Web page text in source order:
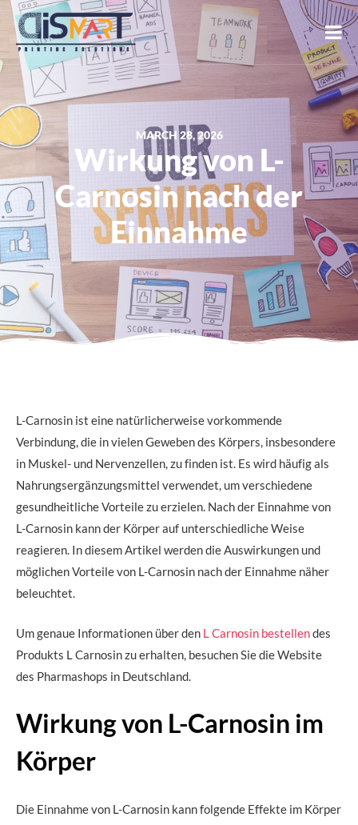
MARCH 28, 2026
Wirkung von L-
Carnosin nach der
Einnahme
L-Carnosin ist eine natürlicherweise vorkommende
Verbindung, die in vielen Geweben des Körpers, insbesondere
in Muskel- und Nervenzellen, zu finden ist. Es wird häufig als
Nahrungsergänzungsmittel verwendet, um verschiedene
gesundheitliche Vorteile zu erzielen. Nach der Einnahme von
L-Carnosin kann der Körper auf unterschiedliche Weise
reagieren. In diesem Artikel werden die Auswirkungen und
möglichen Vorteile von L-Carnosin nach der Einnahme näher
beleuchtet.
Um genaue Informationen über den L Carnosin bestellendes
Produkts L Carnosin zu erhalten, besuchen Sie die Website
des Pharmashops in Deutschland.
Wirkung von L-Carnosin im
Körper
Die Einnahme von L-Carnosin kann folgende Effekte im Körper